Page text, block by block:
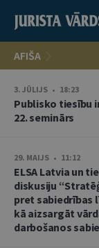
AFIŠA
3. JŪLIJS • 18:23
Publisko tiesību
22. seminārs
29. MAIJS • 11:12
ELSA Latvia un
diskusiju
pret sabiedrības
kā aizsargāt
darbošanos